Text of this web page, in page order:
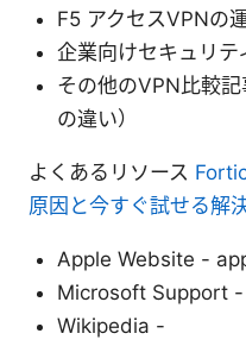
F5 アクセスVPNの
企業向けセキュリテ
その他のVPN比較
の違い）
よくあるリソース
原因と今すぐ試せる解
Apple Website -
Microsoft Support
Wikipedia -